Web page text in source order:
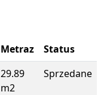
Metraz
Status
29.89
m2
Sprzedane